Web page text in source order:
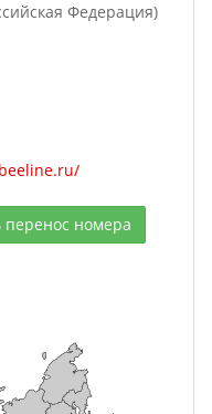
Федерация)
перенос номера